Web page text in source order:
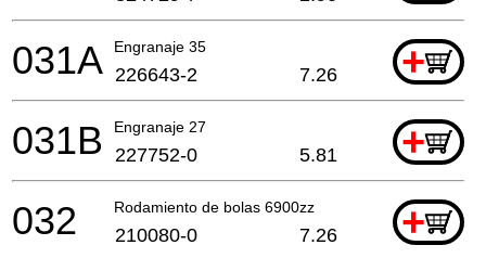
Engranaje 35 +
031A 226643-2 7.26
Engranaje 27 +
031B 227752-0 5.81
Rodamiento de bolas 6900zz +
032 210080-0 7.26